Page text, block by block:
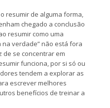
resumir de alguma forma,
chegado a conclusão
resumir como uma
verdade” não está fora
de se concentrar em
funciona, por si só ou
tendem a explorar as
escrever melhores
benefícios de treinar a